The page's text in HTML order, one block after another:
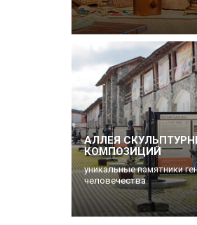
АЛЛЕЯ
КОМПОЗИЦИЙ
уникальные памятники
человечества